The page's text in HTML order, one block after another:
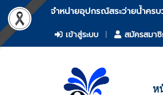
จำหน่ายอุปกรณ์สระว่ายน้ำคร
เข้าสู่ระบบ สมัครสมา
ห